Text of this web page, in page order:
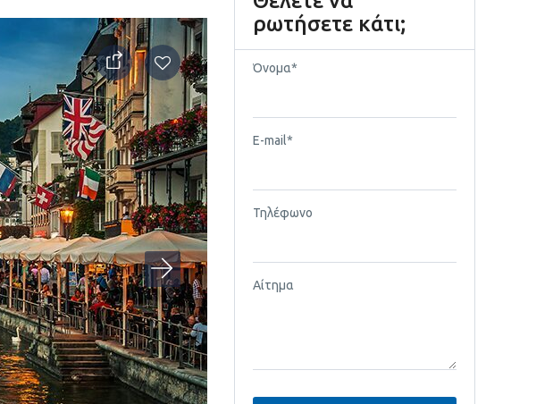
Όνομα*
E-mail*
Τηλέφωνο
Αίτημα